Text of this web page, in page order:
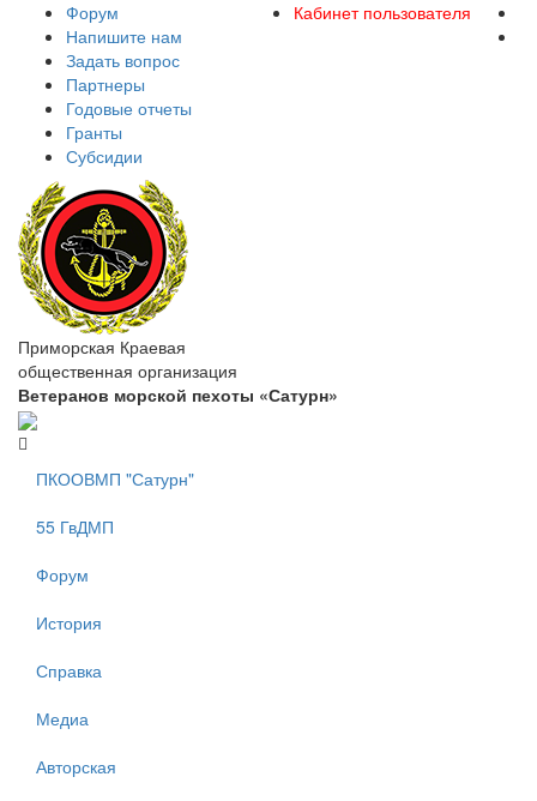
Форум
Напишите нам
Задать вопрос
Партнеры
Годовые отчеты
Гранты
Субсидии
Кабинет пользователя
Приморская Краевая
общественная организация
Ветеранов морской пехоты «Сатурн»
ПКООВМП "Сатурн"
55 ГвДМП
Форум
История
Справка
Медиа
Авторская